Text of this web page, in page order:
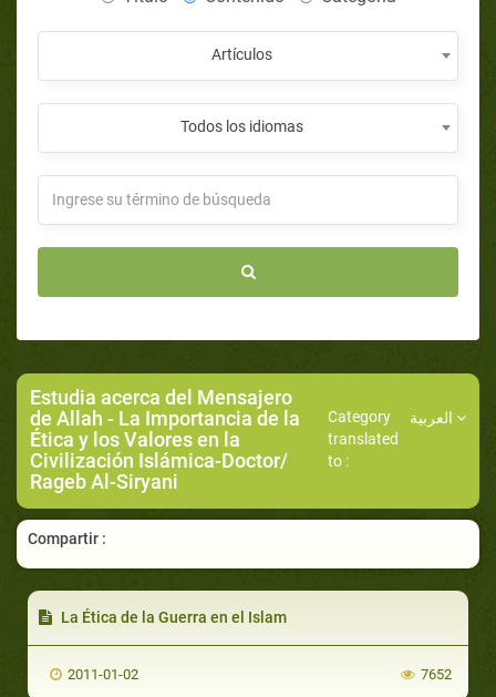
Artículos
Todos los idiomas
Estudia acerca del Mensajero
de Allah - La Importancia de la
Ética y los Valores en la
Civilización Islámica-Doctor/
Rageb Al-Siryani
Category
translated
to :
Compartir :
La Ética de la Guerra en el Islam
2011-01-02 7652